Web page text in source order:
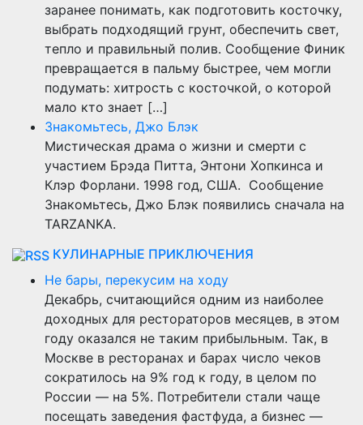
заранее понимать, как подготовить косточку,
выбрать подходящий грунт, обеспечить свет,
тепло и правильный полив. Сообщение Финик
превращается в пальму быстрее, чем могли
подумать: хитрость с косточкой, о которой
мало кто знает […]
Знакомьтесь, Джо Блэк
Мистическая драма о жизни и смерти с
участием Брэда Питта, Энтони Хопкинса и
Клэр Форлани. 1998 год, США. Сообщение
Знакомьтесь, Джо Блэк появились сначала на
TARZANKA.
КУЛИНАРНЫЕ ПРИКЛЮЧЕНИЯ
Не бары, перекусим на ходу
Декабрь, считающийся одним из наиболее
доходных для рестораторов месяцев, в этом
году оказался не таким прибыльным. Так, в
Москве в ресторанах и барах число чеков
сократилось на 9% год к году, в целом по
России — на 5%. Потребители стали чаще
посещать заведения фастфуда, а бизнес —